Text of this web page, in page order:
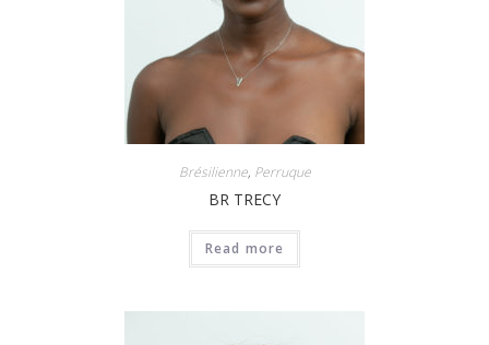
Brésilienne, Perruque
BR TRECY
Read more